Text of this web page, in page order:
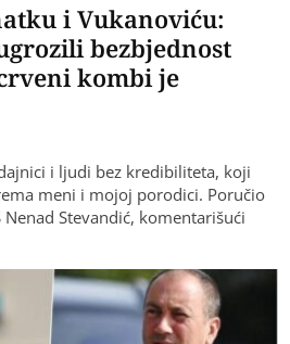
i Vukanoviću:
bezbjednost
kombi je
i ljudi bez kredibiliteta, koji
meni i mojoj porodici. Poručio
Nenad Stevandić, komentarišući